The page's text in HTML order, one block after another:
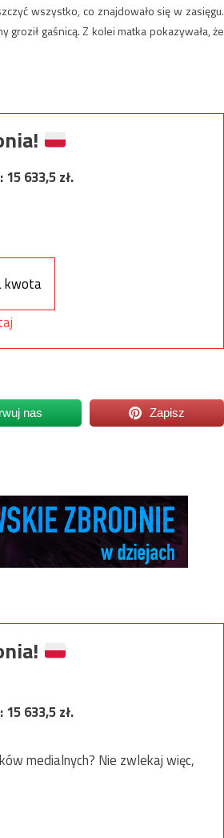
wszystko, co znajdowało się w zasięgu.
gaśnicą. Z kolei matka pokazywała, że
15 633,5zł.
kwota
nas Zapisz
15 633,5zł.
medialnych? Nie zwlekaj więc,